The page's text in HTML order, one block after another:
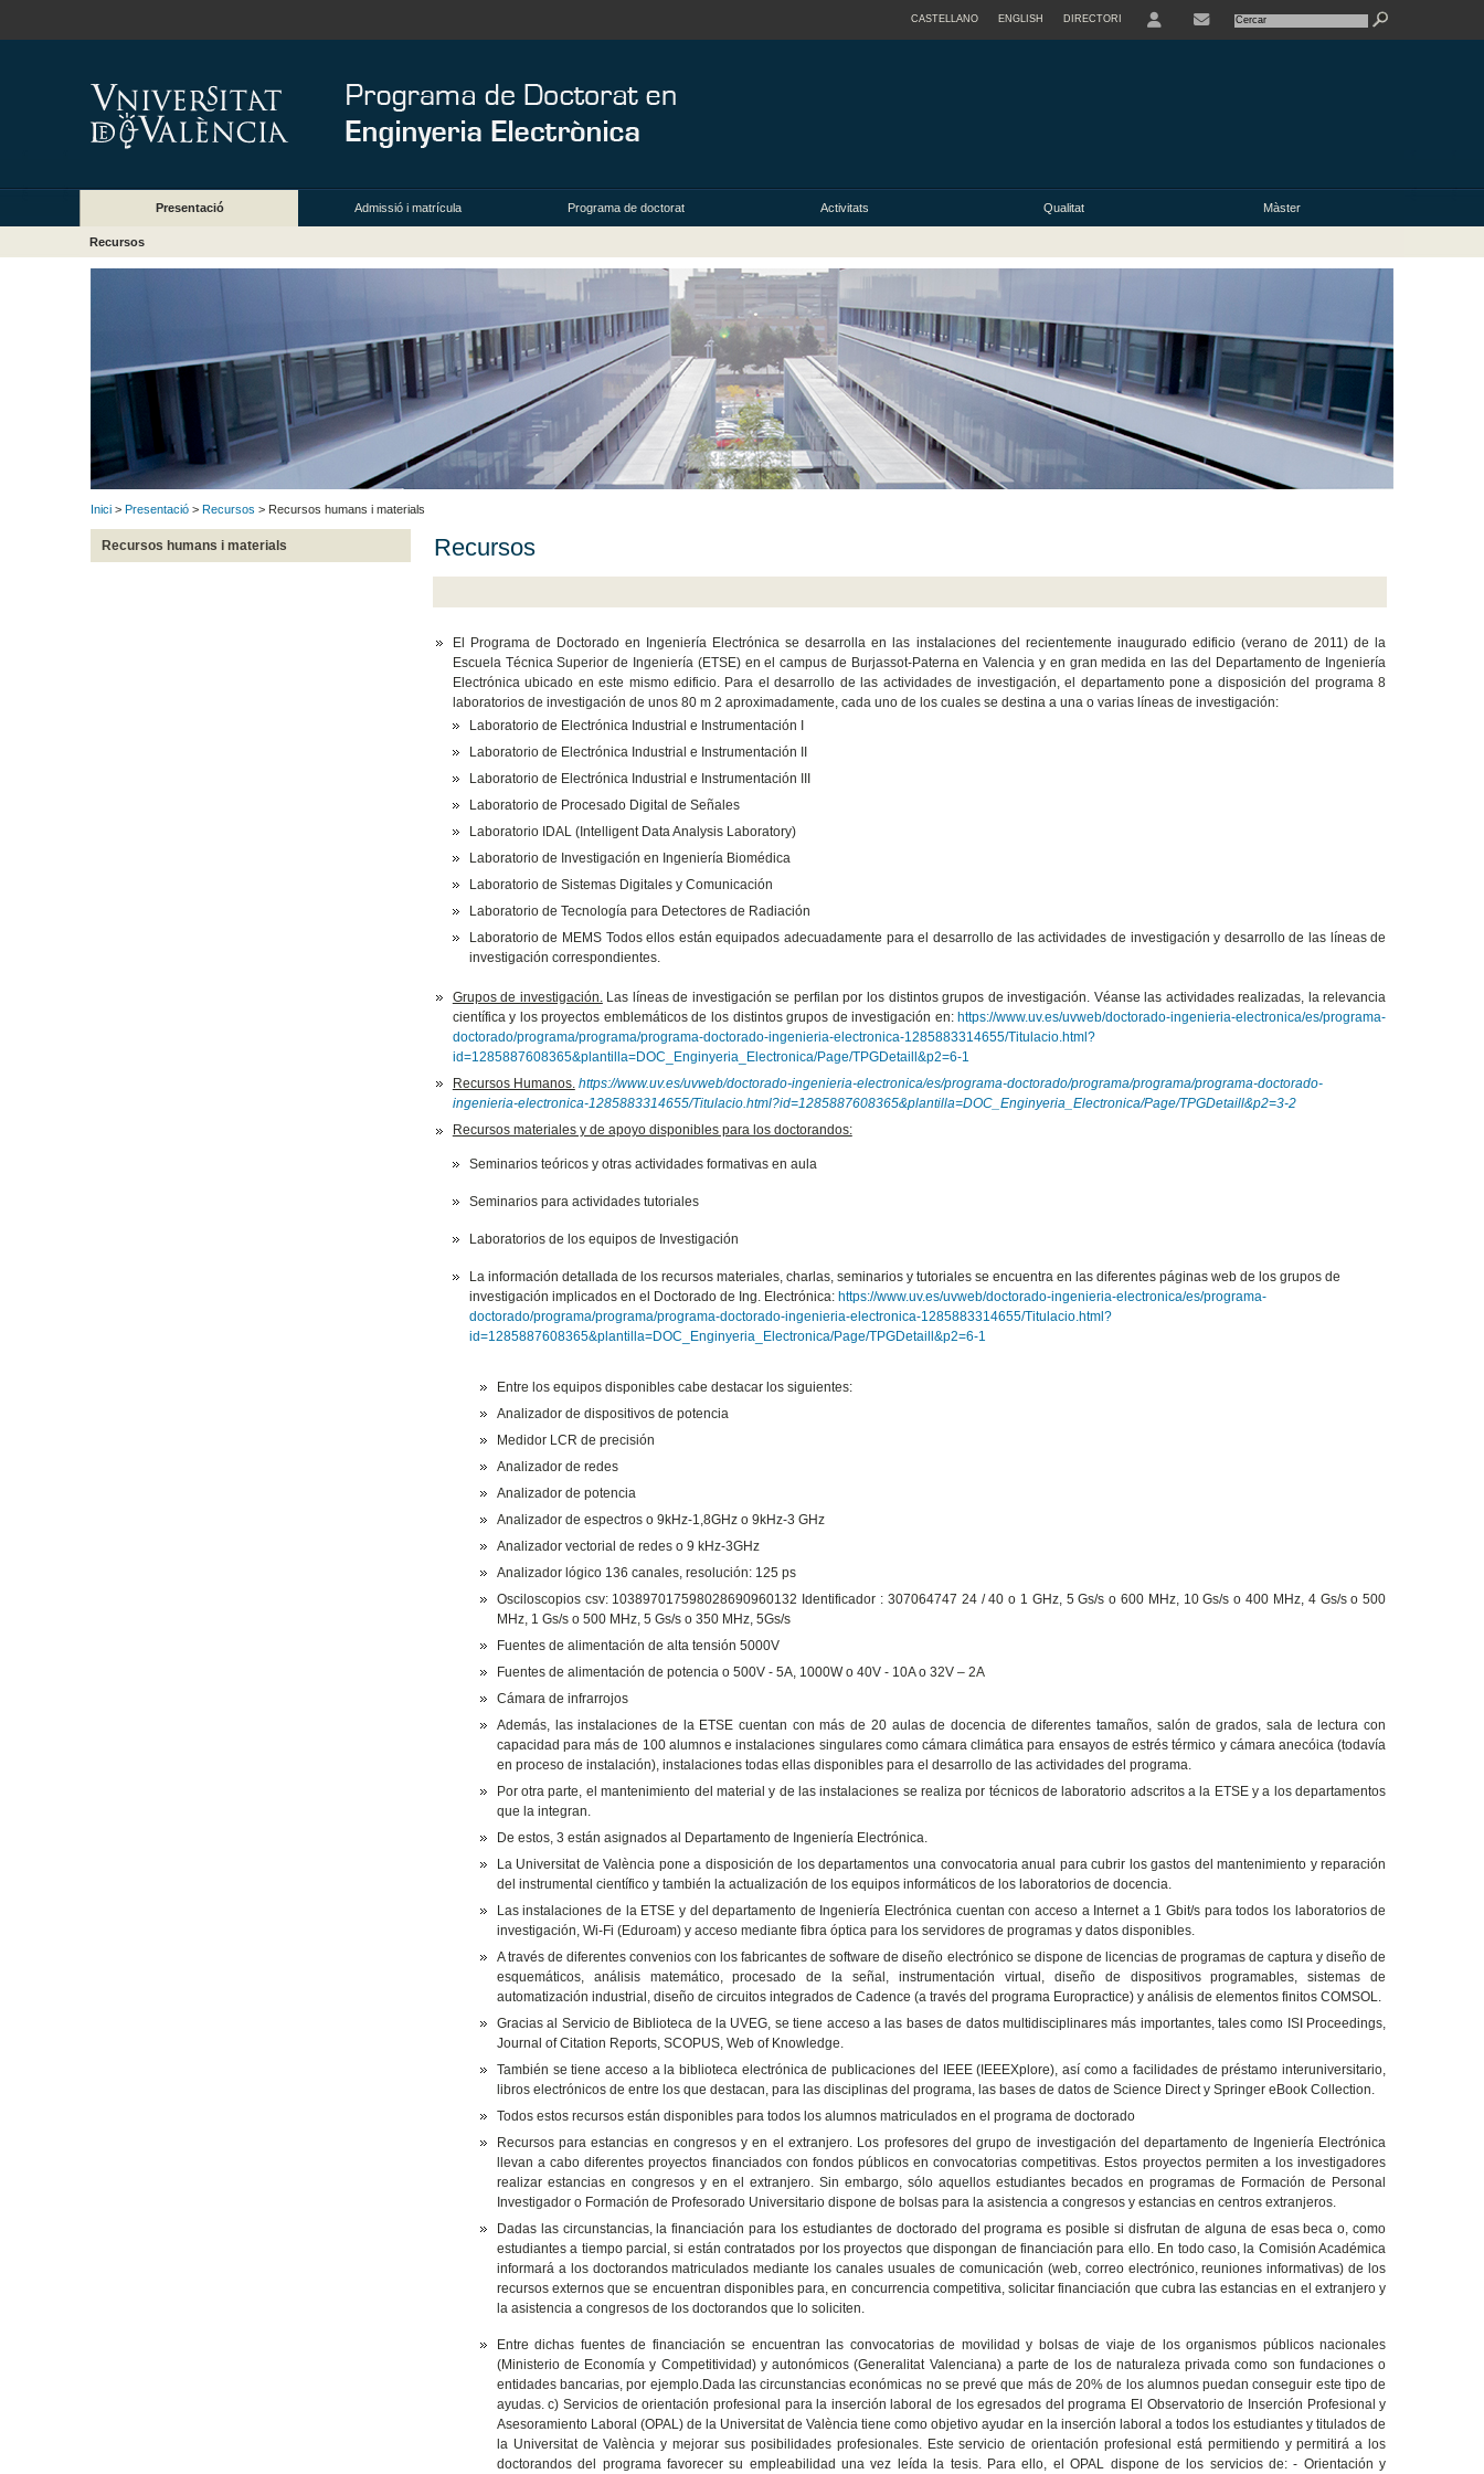
CASTELLANO ENGLISH DIRECTORI
Presentació Admissió i matrícula Programa de doctorat Activitats Qualitat Màster
Recursos
Inici > Presentació > Recursos > Recursos humans i materials
Recursos humans i materials Recursos
El Programa de Doctorado en Ingeniería Electrónica se desarrolla en las instalaciones del recientemente inaugurado edificio (verano de 2011) de la
Escuela Técnica Superior de Ingeniería (ETSE) en el campus de Burjassot-Paterna en Valencia y en gran medida en las del Departamento de Ingeniería
Electrónica ubicado en este mismo edificio. Para el desarrollo de las actividades de investigación, el departamento pone a disposición del programa 8
laboratorios de investigación de unos 80 m 2 aproximadamente, cada uno de los cuales se destina a una o varias líneas de investigación:
Laboratorio de Electrónica Industrial e Instrumentación I
Laboratorio de Electrónica Industrial e Instrumentación II
Laboratorio de Electrónica Industrial e Instrumentación III
Laboratorio de Procesado Digital de Señales
Laboratorio IDAL (Intelligent Data Analysis Laboratory)
Laboratorio de Investigación en Ingeniería Biomédica
Laboratorio de Sistemas Digitales y Comunicación
Laboratorio de Tecnología para Detectores de Radiación
Laboratorio de MEMS Todos ellos están equipados adecuadamente para el desarrollo de las actividades de investigación y desarrollo de las líneas de
investigación correspondientes.
Grupos de investigación. Las líneas de investigación se perfilan por los distintos grupos de investigación. Véanse las actividades realizadas, la relevancia
científica y los proyectos emblemáticos de los distintos grupos de investigación en:https://www.uv.es/uvweb/doctorado-ingenieria-electronica/es/programa-
doctorado/programa/programa/programa-doctorado-ingenieria-electronica-1285883314655/Titulacio.html?
id=1285887608365&plantilla=DOC_Enginyeria_Electronica/Page/TPGDetaill&p2=6-1
Recursos Humanos. https://www.uv.es/uvweb/doctorado-ingenieria-electronica/es/programa-doctorado/programa/programa/programa-doctorado-
ingenieria-electronica-1285883314655/Titulacio.html?id=1285887608365&plantilla=DOC_Enginyeria_Electronica/Page/TPGDetaill&p2=3-2
Recursos materiales y de apoyo disponibles para los doctorandos:
Seminarios teóricos y otras actividades formativas en aula
Seminarios para actividades tutoriales
Laboratorios de los equipos de Investigación
La información detallada de los recursos materiales, charlas, seminarios y tutoriales se encuentra en las diferentes páginas web de los grupos de
investigación implicados en el Doctorado de Ing. Electrónica: https://www.uv.es/uvweb/doctorado-ingenieria-electronica/es/programa-
doctorado/programa/programa/programa-doctorado-ingenieria-electronica-1285883314655/Titulacio.html?
id=1285887608365&plantilla=DOC_Enginyeria_Electronica/Page/TPGDetaill&p2=6-1
Entre los equipos disponibles cabe destacar los siguientes:
Analizador de dispositivos de potencia
Medidor LCR de precisión
Analizador de redes
Analizador de potencia
Analizador de espectros o 9kHz-1,8GHz o 9kHz-3 GHz
Analizador vectorial de redes o 9 kHz-3GHz
Analizador lógico 136 canales, resolución: 125 ps
Osciloscopios csv: 103897017598028690960132 Identificador : 307064747 24 / 40 o 1 GHz, 5 Gs/s o 600 MHz, 10 Gs/s o 400 MHz, 4 Gs/s o 500
MHz, 1 Gs/s o 500 MHz, 5 Gs/s o 350 MHz, 5Gs/s
Fuentes de alimentación de alta tensión 5000V
Fuentes de alimentación de potencia o 500V - 5A, 1000W o 40V - 10A o 32V – 2A
Cámara de infrarrojos
Además, las instalaciones de la ETSE cuentan con más de 20 aulas de docencia de diferentes tamaños, salón de grados, sala de lectura con
capacidad para más de 100 alumnos e instalaciones singulares como cámara climática para ensayos de estrés térmico y cámara anecóica (todavía
en proceso de instalación), instalaciones todas ellas disponibles para el desarrollo de las actividades del programa.
Por otra parte, el mantenimiento del material y de las instalaciones se realiza por técnicos de laboratorio adscritos a la ETSE y a los departamentos
que la integran.
De estos, 3 están asignados al Departamento de Ingeniería Electrónica.
La Universitat de València pone a disposición de los departamentos una convocatoria anual para cubrir los gastos del mantenimiento y reparación
del instrumental científico y también la actualización de los equipos informáticos de los laboratorios de docencia.
Las instalaciones de la ETSE y del departamento de Ingeniería Electrónica cuentan con acceso a Internet a 1 Gbit/s para todos los laboratorios de
investigación, Wi-Fi (Eduroam) y acceso mediante fibra óptica para los servidores de programas y datos disponibles.
A través de diferentes convenios con los fabricantes de software de diseño electrónico se dispone de licencias de programas de captura y diseño de
esquemáticos, análisis matemático, procesado de la señal, instrumentación virtual, diseño de dispositivos programables, sistemas de
automatización industrial, diseño de circuitos integrados de Cadence (a través del programa Europractice) y análisis de elementos finitos COMSOL.
Gracias al Servicio de Biblioteca de la UVEG, se tiene acceso a las bases de datos multidisciplinares más importantes, tales como ISI Proceedings,
Journal of Citation Reports, SCOPUS, Web of Knowledge.
También se tiene acceso a la biblioteca electrónica de publicaciones del IEEE (IEEEXplore), así como a facilidades de préstamo interuniversitario,
libros electrónicos de entre los que destacan, para las disciplinas del programa, las bases de datos de Science Direct y Springer eBook Collection.
Todos estos recursos están disponibles para todos los alumnos matriculados en el programa de doctorado
Recursos para estancias en congresos y en el extranjero. Los profesores del grupo de investigación del departamento de Ingeniería Electrónica
llevan a cabo diferentes proyectos financiados con fondos públicos en convocatorias competitivas. Estos proyectos permiten a los investigadores
realizar estancias en congresos y en el extranjero. Sin embargo, sólo aquellos estudiantes becados en programas de Formación de Personal
Investigador o Formación de Profesorado Universitario dispone de bolsas para la asistencia a congresos y estancias en centros extranjeros.
Dadas las circunstancias, la financiación para los estudiantes de doctorado del programa es posible si disfrutan de alguna de esas beca o, como
estudiantes a tiempo parcial, si están contratados por los proyectos que dispongan de financiación para ello. En todo caso, la Comisión Académica
informará a los doctorandos matriculados mediante los canales usuales de comunicación (web, correo electrónico, reuniones informativas) de los
recursos externos que se encuentran disponibles para, en concurrencia competitiva, solicitar financiación que cubra las estancias en el extranjero y
la asistencia a congresos de los doctorandos que lo soliciten.
Entre dichas fuentes de financiación se encuentran las convocatorias de movilidad y bolsas de viaje de los organismos públicos nacionales
(Ministerio de Economía y Competitividad) y autonómicos (Generalitat Valenciana) a parte de los de naturaleza privada como son fundaciones o
entidades bancarias, por ejemplo.Dada las circunstancias económicas no se prevé que más de 20% de los alumnos puedan conseguir este tipo de
ayudas. c) Servicios de orientación profesional para la inserción laboral de los egresados del programa El Observatorio de Inserción Profesional y
Asesoramiento Laboral (OPAL) de la Universitat de València tiene como objetivo ayudar en la inserción laboral a todos los estudiantes y titulados de
la Universitat de València y mejorar sus posibilidades profesionales. Este servicio de orientación profesional está permitiendo y permitirá a los
doctorandos del programa favorecer su empleabilidad una vez leída la tesis. Para ello, el OPAL dispone de los servicios de: - Orientación y